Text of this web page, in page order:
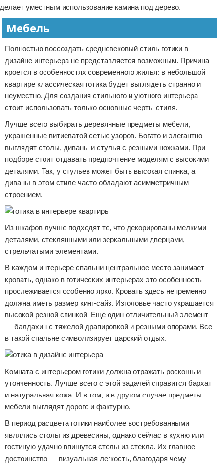
делает уместным использование камина под дерево.
Мебель
Полностью воссоздать средневековый стиль готики в
дизайне интерьера не представляется возможным. Причина
кроется в особенностях современного жилья: в небольшой
квартире классическая готика будет выглядеть странно и
неуместно. Для создания стильного и уютного интерьера
стоит использовать только основные черты стиля.
Лучше всего выбирать деревянные предметы мебели,
украшенные витиеватой сетью узоров. Богато и элегантно
выглядят столы, диваны и стулья с резными ножками. При
подборе стоит отдавать предпочтение моделям с высокими
деталями. Так, у стульев может быть высокая спинка, а
диваны в этом стиле часто обладают асимметричным
строением.
Из шкафов лучше подходят те, что декорированы мелкими
деталями, стеклянными или зеркальными дверцами,
стрельчатыми элементами.
В каждом интерьере спальни центральное место занимает
кровать, однако в готических интерьерах это особенность
прослеживается особенно ярко. Кровать здесь непременно
должна иметь размер кинг-сайз. Изголовье часто украшается
высокой резной спинкой. Еще один отличительный элемент
— балдахин с тяжелой драпировкой и резными опорами. Все
в такой спальне символизирует царский отдых.
Комната с интерьером готики должна отражать роскошь и
утонченность. Лучше всего с этой задачей справится бархат
и натуральная кожа. И в том, и в другом случае предметы
мебели выглядят дорого и фактурно.
В период расцвета готики наиболее востребованными
являлись столы из древесины, однако сейчас в кухню или
гостиную удачно впишутся столы из стекла. Их главное
достоинство — визуальная легкость, благодаря чему